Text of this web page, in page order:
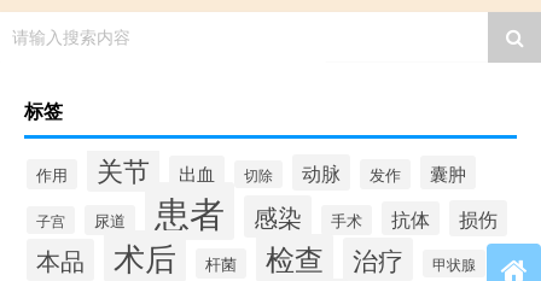
请输入搜索内容
标签
作用 关节 出血 切除 动脉 发作 囊肿
子宫 尿道 患者 感染 手术 抗体 损伤
本品 术后 杆菌 检查 治疗 甲状腺